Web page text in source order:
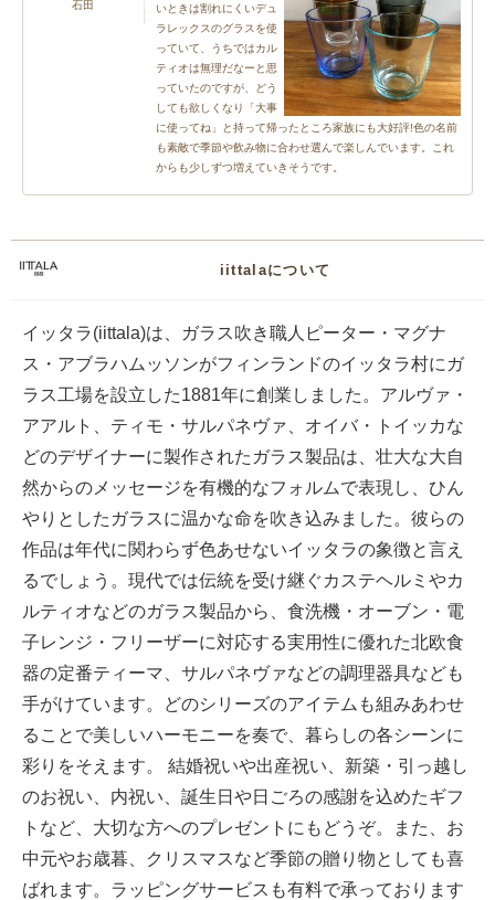
石田
いときは割れにくいデュ
ラレックスのグラスを使
っていて、うちではカル
ティオは無理だなーと思
っていたのですが、どう
しても欲しくなり「大事
に使ってね」と持って帰ったところ家族にも大好評!色の名前
も素敵で季節や飲み物に合わせ選んで楽しんでいます。これ
からも少しずつ増えていきそうです。
iittalaについて
イッタラ(iittala)は、ガラス吹き職人ピーター・マグナ
ス・アブラハムッソンがフィンランドのイッタラ村にガ
ラス工場を設立した1881年に創業しました。アルヴァ・
アアルト、ティモ・サルパネヴァ、オイバ・トイッカな
どのデザイナーに製作されたガラス製品は、壮大な大自
然からのメッセージを有機的なフォルムで表現し、ひん
やりとしたガラスに温かな命を吹き込みました。彼らの
作品は年代に関わらず色あせないイッタラの象徴と言え
るでしょう。現代では伝統を受け継ぐカステヘルミやカ
ルティオなどのガラス製品から、食洗機・オーブン・電
子レンジ・フリーザーに対応する実用性に優れた北欧食
器の定番ティーマ、サルパネヴァなどの調理器具なども
手がけています。どのシリーズのアイテムも組みあわせ
ることで美しいハーモニーを奏で、暮らしの各シーンに
彩りをそえます。 結婚祝いや出産祝い、新築・引っ越し
のお祝い、内祝い、誕生日や日ごろの感謝を込めたギフ
トなど、大切な方へのプレゼントにもどうぞ。また、お
中元やお歳暮、クリスマスなど季節の贈り物としても喜
ばれます。ラッピングサービスも有料で承っております